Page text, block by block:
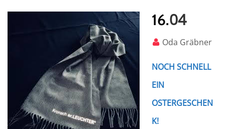
16.04
Oda Gräbner
NOCH SCHNELL
EIN
OSTERGESCHEN
K!